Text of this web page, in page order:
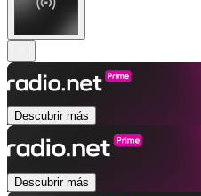
Descubrir más
Descubrir más